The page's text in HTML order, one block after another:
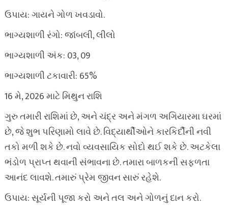
ઉપાય: ગાયને ગોળ ખવડાવો.
ભાગ્યશાળી રંગો: જાંબલી, લીલો
ભાગ્યશાળી અંક: 03, 09
ભાગ્યશાળી ટકાવારી: 65%
16 મે, 2026 માટે મિથુન રાશિ
ગુરુ તમારી રાશિમાં છે, અને ચંદ્ર અને મંગળ અગિયારમા ઘરમાં
છે, જે શુભ પરિણામો લાવે છે. વિદ્યાર્થીઓને કારકિર્દીની નવી
તકો મળી શકે છે. નવો વ્યવસાયિક સોદો થઈ શકે છે. અટકેલા
ભંડોળ પ્રાપ્ત થવાની સંભાવના છે. તમારા બાળકની સફળતા
આનંદ લાવશે. તમારું પ્રેમ જીવન સારું રહેશે.
ઉપાય: સૂર્યની પૂજા કરો અને તલ અને ગોળનું દાન કરો.